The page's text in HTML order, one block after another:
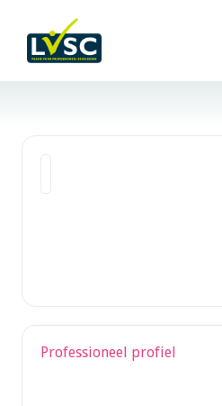
Professioneel profiel